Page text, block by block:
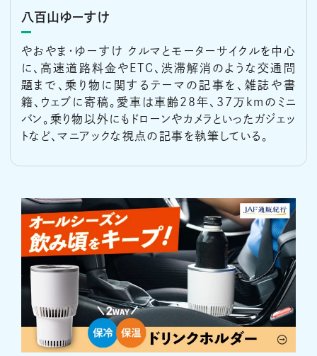
八百山ゆーすけ
やおやま・ゆーすけ クルマとモーターサイクルを中心
に、高速道路料金やETC、渋滞解消のような交通問
題まで、乗り物に関するテーマの記事を、雑誌や書
籍、ウェブに寄稿。愛車は車齢28年、37万kmのミニ
バン。乗り物以外にもドローンやカメラといったガジェッ
トなど、マニアックな視点の記事を執筆している。